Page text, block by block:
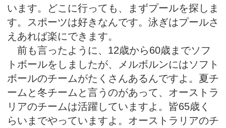
います。どこに行っても、まずプールを探しま
す。スポーツは好きなんです。泳ぎはプールさ
えあれば楽にできます。
前も言ったように、12歳から60歳までソフ
トボールをしましたが、メルボルンにはソフト
ボールのチームがたくさんあるんですよ。夏チ
ームと冬チームと言うのがあって、オーストラ
リアのチームは活躍していますよ。皆65歳く
らいまでやっていますよ。オーストラリアのチ